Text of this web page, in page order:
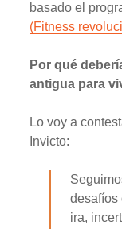
basado el
(Fitness
Por qué
antigua para
Lo voy a
Invicto:
desafíos
ira,